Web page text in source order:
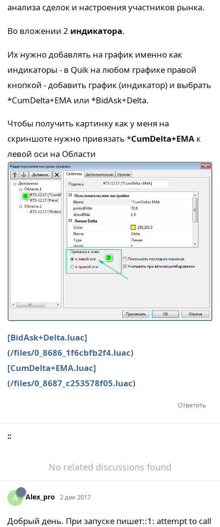
анализа сделок и настроения участников рынка.
Во вложении 2 индикатора.
Их нужно добавлять на график именно как
индикаторы - в Quik на любом графике правой
кнопкой - добавить график (индикатор) и выбрать
*CumDelta+EMA или *BidAsk+Delta.
Чтобы получить картинку как у меня на
скриншоте нужно привязать *CumDelta+EMA к
левой оси на Области
[BidAsk+Delta.luac]
(/files/0_8686_1f6cbfb2f4.luac)
[CumDelta+EMA.luac]
(/files/0_8687_c253578f05.luac)
Ответить
::
No related discussions found
A Alex_pro 2 дек 2017
Добрый день. При запуске пишет::1: attempt to call